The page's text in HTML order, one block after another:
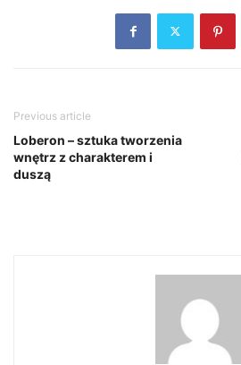
Previous article
Loberon – sztuka tworzenia
wnętrz z charakterem i
duszą